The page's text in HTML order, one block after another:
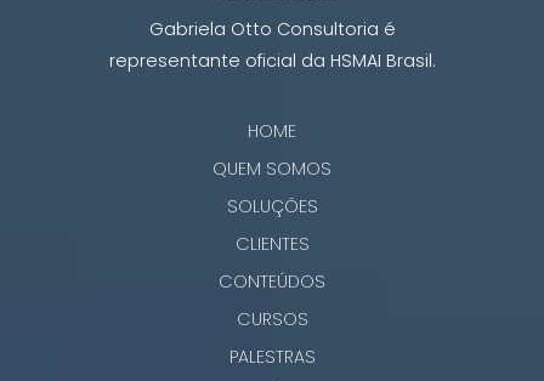
Gabriela Otto Consultoria é
representante oficial da HSMAI Brasil.
HOME
QUEM SOMOS
SOLUÇÕES
CLIENTES
CONTEÚDOS
CURSOS
PALESTRAS